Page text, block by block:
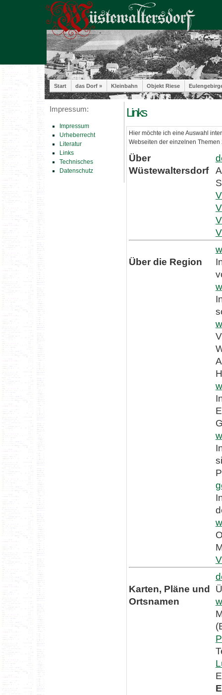
Start das Dorf » Kleinbahn Objekt Riese
Impressum:
Impressum
Urheberrecht
Literatur
Links
Technisches
Datenschutz
Links
Hier möchte ich eine Auswahl
Webseiten der einzelnen Themen
Über
Wüstewaltersdorf
Über die Region
Karten, Pläne und
Ortsnamen